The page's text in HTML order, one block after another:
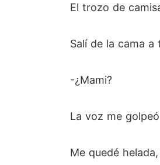
El trozo de
Salí de la cama
-¿Mami?
La voz me
Me quedé